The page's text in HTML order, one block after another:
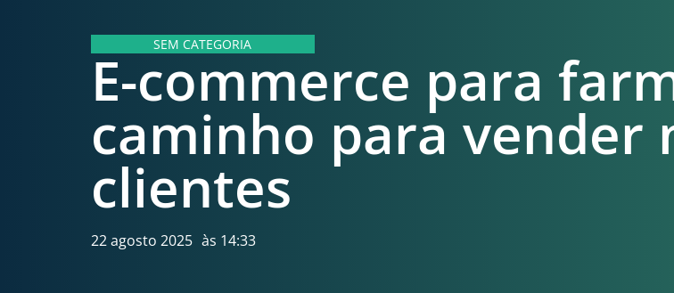
SEM CATEGORIA
E-commerce para
caminho para vender
clientes
22 agosto 2025 às 14:33